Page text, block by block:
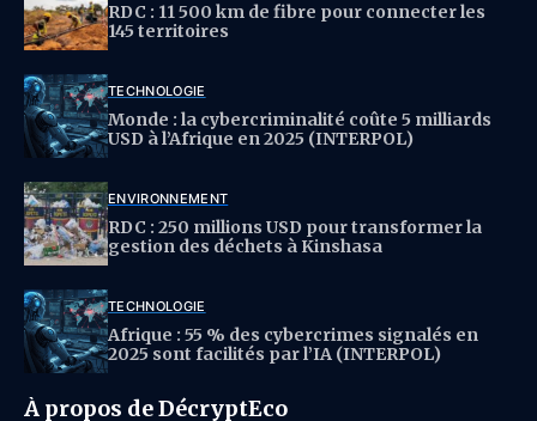
RDC : 11 500 km de fibre pour connecter les
145 territoires
TECHNOLOGIE
Monde : la cybercriminalité coûte 5 milliards
USD à l’Afrique en 2025 (INTERPOL)
ENVIRONNEMENT
RDC : 250 millions USD pour transformer la
gestion des déchets à Kinshasa
TECHNOLOGIE
Afrique : 55 % des cybercrimes signalés en
2025 sont facilités par l’IA (INTERPOL)
À propos de DécryptEco